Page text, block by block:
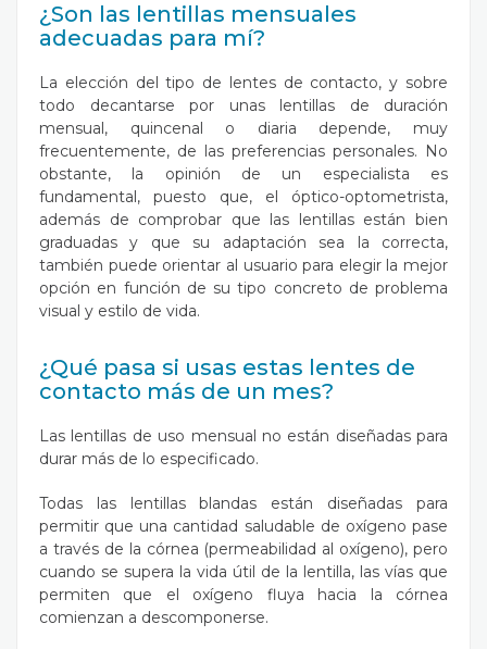
¿Son las lentillas mensuales
adecuadas para mí?
La elección del tipo de lentes de contacto, y sobre
todo decantarse por unas lentillas de duración
mensual, quincenal o diaria depende, muy
frecuentemente, de las preferencias personales. No
obstante, la opinión de un especialista es
fundamental, puesto que, el óptico-optometrista,
además de comprobar que las lentillas están bien
graduadas y que su adaptación sea la correcta,
también puede orientar al usuario para elegir la mejor
opción en función de su tipo concreto de problema
visual y estilo de vida.
¿Qué pasa si usas estas lentes de
contacto más de un mes?
Las lentillas de uso mensual no están diseñadas para
durar más de lo especificado.
Todas las lentillas blandas están diseñadas para
permitir que una cantidad saludable de oxígeno pase
a través de la córnea (permeabilidad al oxígeno), pero
cuando se supera la vida útil de la lentilla, las vías que
permiten que el oxígeno fluya hacia la córnea
comienzan a descomponerse.